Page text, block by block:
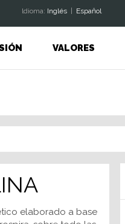
ldioma: Inglés| Espaňol
VALORES
elaborado a base